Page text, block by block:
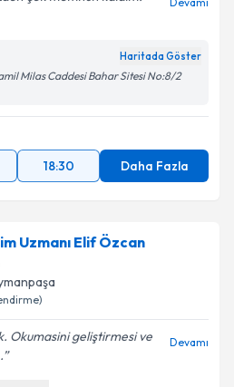
işlenmesine ilişkin
kabul ediyorum.
Talebini Gönder
Haritada Göster
Milas Caddesi Bahar Sitesi No:8/2
18:30 Daha Fazla
Uzmanı Elif Özcan
Okumasini geliştirmesi ve
Devamı